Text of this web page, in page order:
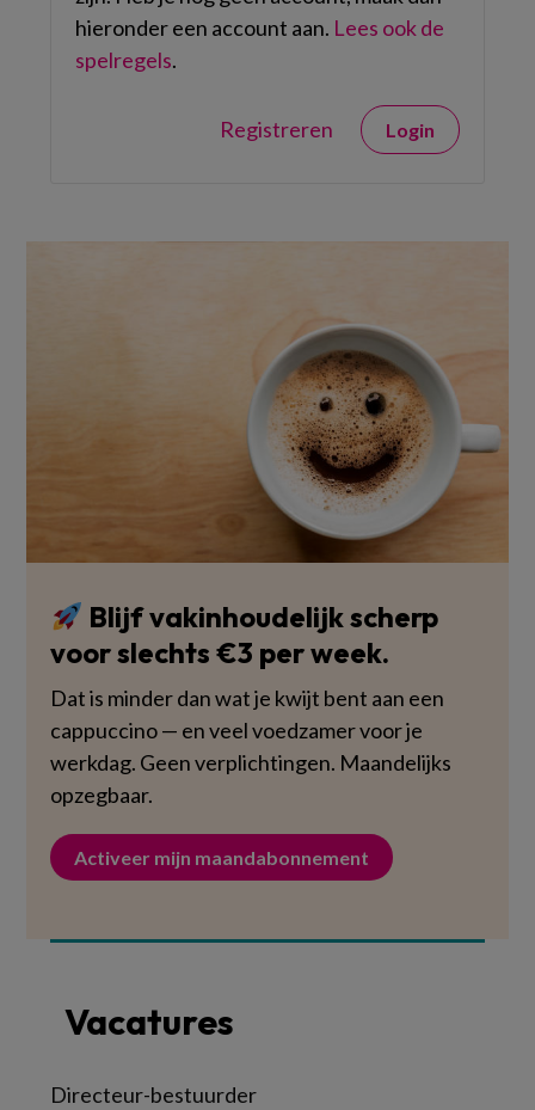
hieronder een account aan. Lees ook de
spelregels.
Registreren Login
Blijf vakinhoudelijk scherp
voor slechts €3 per week.
Dat is minder dan wat je kwijt bent aan een
cappuccino — en veel voedzamer voor je
werkdag. Geen verplichtingen. Maandelijks
opzegbaar.
Activeer mijn maandabonnement
Vacatures
Directeur-bestuurder